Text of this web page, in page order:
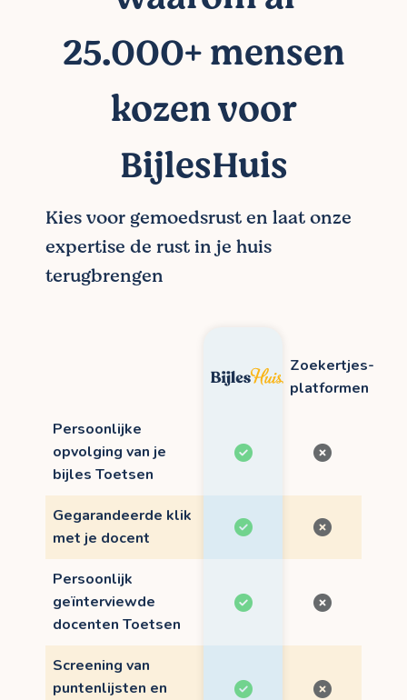
25.000+ mensen
kozen voor
BijlesHuis
Kies voor gemoedsrust en laat onze
expertise de rust in je huis
terugbrengen
Zoekertjes-
platformen
Persoonlijke
opvolging van je
bijles Toetsen
Gegarandeerde klik
met je docent
Persoonlijk
geïnterviewde
docenten Toetsen
Screening van
puntenlijsten en